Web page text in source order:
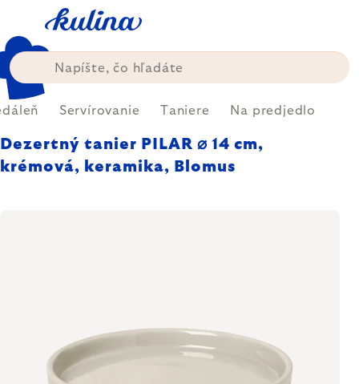
obsah
Servírovanie Taniere Na predjedlo
Dezertný tanier PILAR ⌀ 14 cm,
krémová, keramika, Blomus